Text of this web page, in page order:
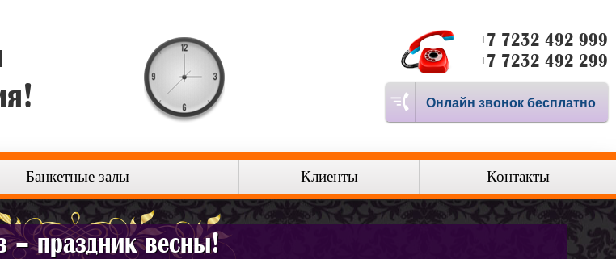
+7 7232 492 999
+7 7232 492 299
Онлайн звонок бесплатно
Банкетные залы Клиенты Контакты
– праздник весны!